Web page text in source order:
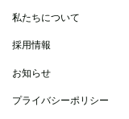
私たちについて
採用情報
お知らせ
プライバシーポリシー